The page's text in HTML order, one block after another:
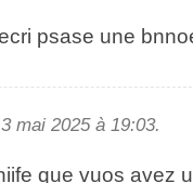
psase une
mai 2205 à 19:03.
que vuos aevz